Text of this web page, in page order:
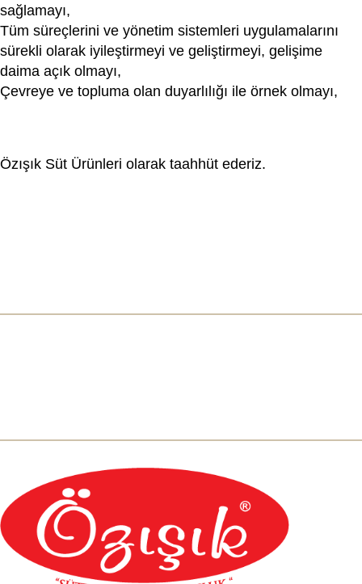
sağlamayı,
Tüm süreçlerini ve yönetim sistemleri uygulamalarını
sürekli olarak iyileştirmeyi ve geliştirmeyi, gelişime
daima açık olmayı,
Çevreye ve topluma olan duyarlılığı ile örnek olmayı,
Özışık Süt Ürünleri olarak taahhüt ederiz.